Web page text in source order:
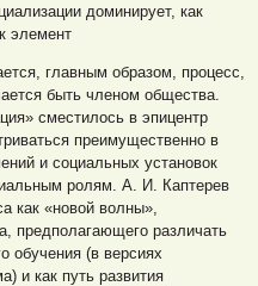
доминирует, как
элемент
главным образом, процесс,
быть членом общества.
сместилось в эпицентр
преимущественно в
и социальных установок
ролям. А. И. Каптерев
как «новой волны»,
предполагающего различать
обучения (в версиях
и как путь развития